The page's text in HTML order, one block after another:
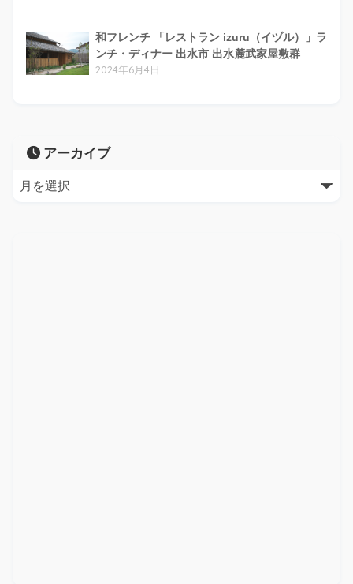
和フレンチ 「レストラン izuru（イヅル）」ラ
ンチ・ディナー 出水市 出水麓武家屋敷群
2024年6月4日
アーカイブ